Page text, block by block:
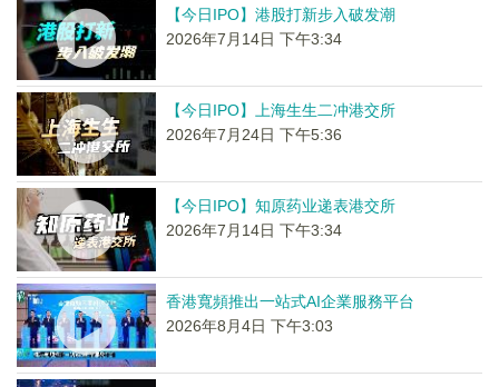
【今日IPO】港股打新步入破发潮
2026年7月14日 下午3:34
【今日IPO】上海生生二冲港交所
2026年7月24日 下午5:36
【今日IPO】知原药业递表港交所
2026年7月14日 下午3:34
香港寬頻推出一站式AI企業服務平台
2026年8月4日 下午3:03